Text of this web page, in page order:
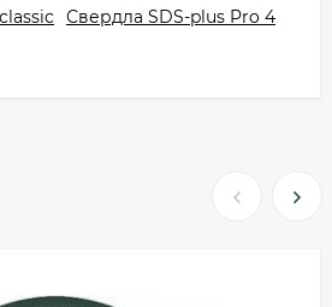
Свердла SDS-plus Pro 4